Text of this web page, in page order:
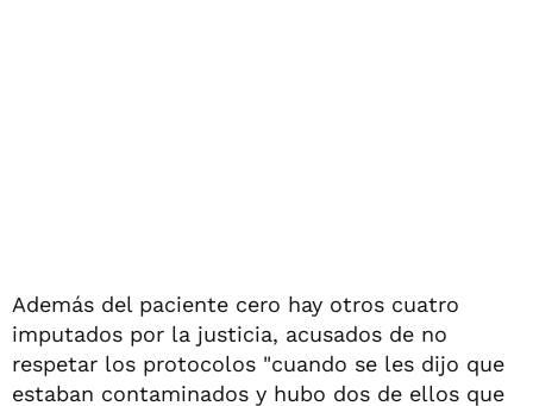
Además del paciente cero hay otros cuatro
imputados por la justicia, acusados de no
respetar los protocolos "cuando se les dijo que
estaban contaminados y hubo dos de ellos que